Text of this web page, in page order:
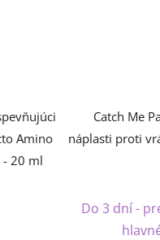
Amino
- 20 ml
Catch Me
náplasti proti
Do 3 dní -